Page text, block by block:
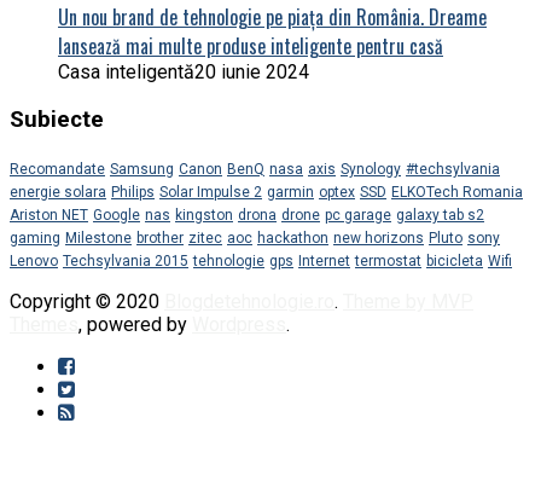
Un nou brand de tehnologie pe piața din România. Dreame
lansează mai multe produse inteligente pentru casă
Casa inteligentă20 iunie 2024
Subiecte
Recomandate Samsung Canon BenQ nasa axis Synology #techsylvania
energie solara Philips Solar Impulse 2 garmin optex SSD ELKOTech Romania
Ariston NET Google nas kingston drona drone pc garage galaxy tab s2
gaming Milestone brother zitec aoc hackathon new horizons Pluto sony
Lenovo Techsylvania 2015 tehnologie gps Internet termostat bicicleta Wifi
Copyright © 2020 .
, powered by .